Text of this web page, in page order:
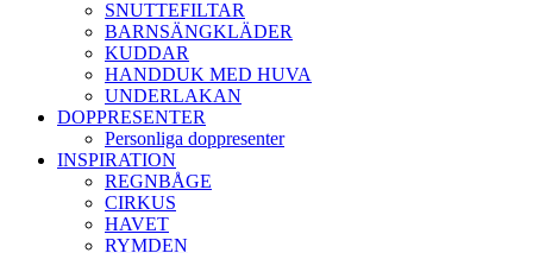
SNUTTEFILTAR
BARNSÄNGKLÄDER
KUDDAR
HANDDUK MED HUVA
UNDERLAKAN
DOPPRESENTER
Personliga doppresenter
INSPIRATION
REGNBÅGE
CIRKUS
HAVET
RYMDEN